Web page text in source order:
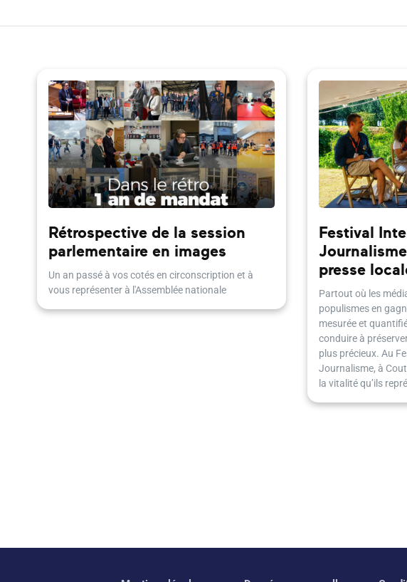
Rétrospective de la session
parlementaire en images
Un an passé à vos cotés en circonscription et à
vous représenter à l'Assemblée nationale
Festival
presse
Partout où les
populismes en
mesurée et
conduire à
plus précieux. Au
Journalisme, à
la vitalité qu’ils